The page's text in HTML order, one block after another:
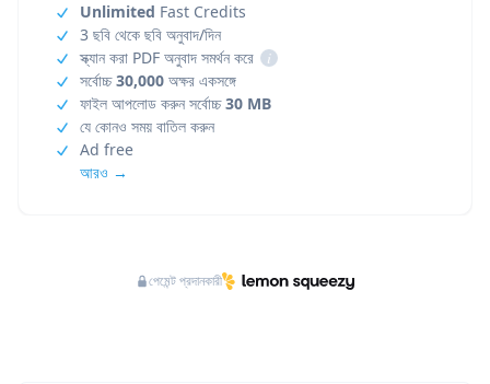
Unlimited Fast Credits
3 ছবি থেকে ছবি অনুবাদ/দিন
স্ক্যান করা PDF অনুবাদ সমর্থন করে
i
সর্বোচ্চ30,000 অক্ষর একসঙ্গে
ফাইল আপলোড করুন সর্বোচ্চ30 MB
যে কোনও সময় বাতিল করুন
Ad free
আরও →
পেমেন্ট প্রদানকারী